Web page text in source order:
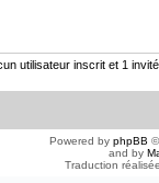
utilisateur inscrit et 1 invité
Powered by phpBB
and by
Traduction